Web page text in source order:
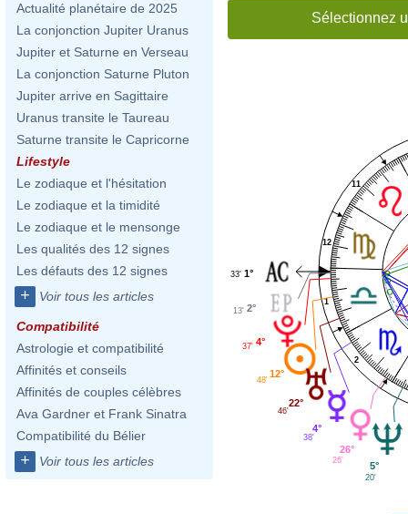
Actualité planétaire de 2025
La conjonction Jupiter Uranus
Jupiter et Saturne en Verseau
La conjonction Saturne Pluton
Jupiter arrive en Sagittaire
Uranus transite le Taureau
Saturne transite le Capricorne
Lifestyle
Le zodiaque et l'hésitation
Le zodiaque et la timidité
Le zodiaque et le mensonge
Les qualités des 12 signes
Les défauts des 12 signes
+ Voir tous les articles
Compatibilité
Astrologie et compatibilité
Affinités et conseils
Affinités de couples célèbres
Ava Gardner et Frank Sinatra
Compatibilité du Bélier
+ Voir tous les articles
Sélectionnez
1
2
11
12
1°
33'
2°
13'
4°
37'
12°
48'
22°
46'
4°
38'
26°
26' 5°
20'